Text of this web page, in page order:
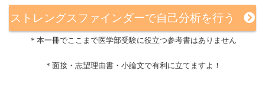
ストレングスファインダーで自己分析を行う
＊本一冊でここまで医学部受験に役立つ参考書はありません
＊面接・志望理由書・小論文で有利に立てますよ！